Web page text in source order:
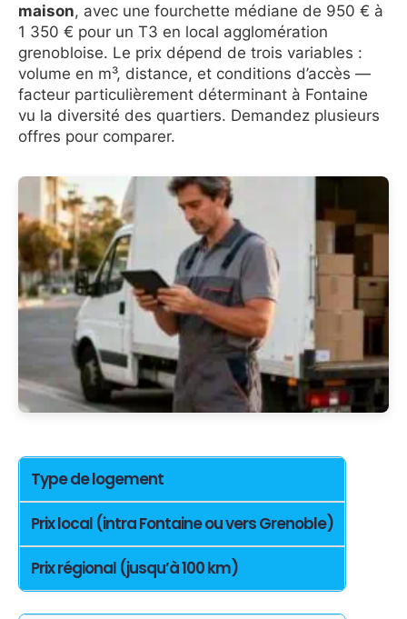
maison, avec une fourchette médiane de 950 € à
1 350 € pour un T3 en local agglomération
grenobloise. Le prix dépend de trois variables :
volume en m³, distance, et conditions d’accès —
facteur particulièrement déterminant à Fontaine
vu la diversité des quartiers. Demandez plusieurs
offres pour comparer.
Type de logement
Prix local (intra Fontaine ou vers Grenoble)
Prix régional (jusqu’à 100 km)